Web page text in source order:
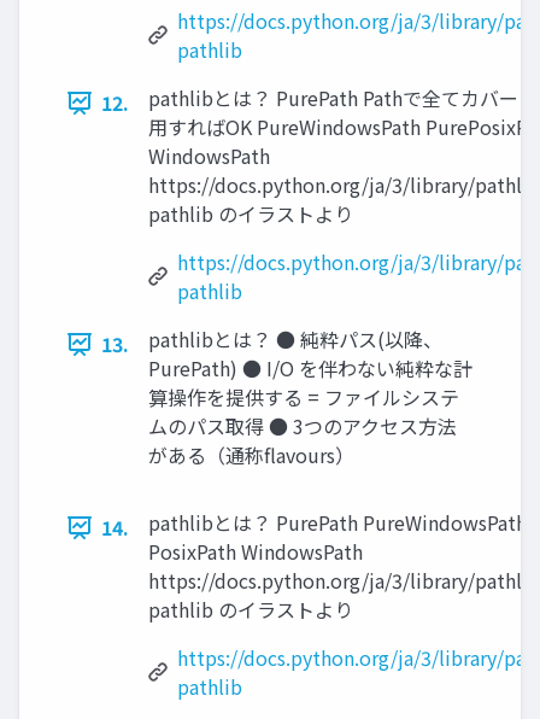
https://docs.python.org/ja/3/library/
pathlib
12.
pathlibとは？ PurePath Pathで全てカバー
用すればOK PureWindowsPath
WindowsPath
https://docs.python.org/ja/3/library/
pathlib のイラストより
https://docs.python.org/ja/3/library/
pathlib
13.
pathlibとは？ ● 純粋パス(以降、
PurePath) ● I/O を伴わない純粋な計
算操作を提供する = ファイルシステ
ムのパス取得 ● 3つのアクセス方法
がある（通称flavours）
14.
pathlibとは？ PurePath PureWindowsPath
PosixPath WindowsPath
https://docs.python.org/ja/3/library/
pathlib のイラストより
https://docs.python.org/ja/3/library/
pathlib